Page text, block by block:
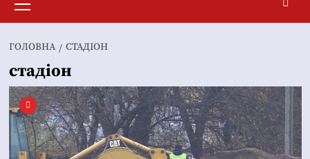
меню
ГОЛОВНА СТАДІОН
стадіон